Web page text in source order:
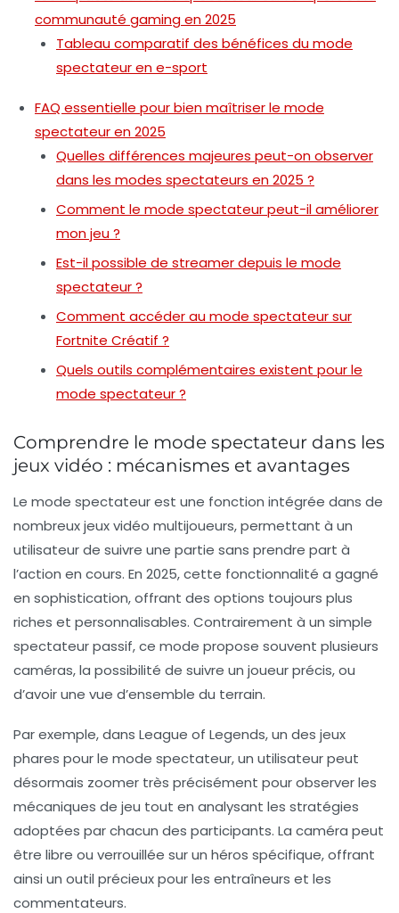
communauté gaming en 2025
Tableau comparatif des bénéfices du mode
spectateur en e-sport
FAQ essentielle pour bien maîtriser le mode
spectateur en 2025
Quelles différences majeures peut-on observer
dans les modes spectateurs en 2025 ?
Comment le mode spectateur peut-il améliorer
mon jeu ?
Est-il possible de streamer depuis le mode
spectateur ?
Comment accéder au mode spectateur sur
Fortnite Créatif ?
Quels outils complémentaires existent pour le
mode spectateur ?
Comprendre le mode spectateur dans les
jeux vidéo : mécanismes et avantages
Le mode spectateurest une fonction intégrée dans de
nombreuxjeux vidéo multijoueurs, permettant à un
utilisateur de suivre une partie sans prendre part à
l’action en cours. En 2025, cette fonctionnalité a gagné
en sophistication, offrant des options toujours plus
riches et personnalisables. Contrairement à un simple
spectateur passif, ce mode propose souvent plusieurs
caméras, la possibilité de suivre un joueur précis, ou
d’avoir une vue d’ensemble du terrain.
Par exemple, dans League of Legends, un des jeux
phares pour le mode spectateur, un utilisateur peut
désormais zoomer très précisément pour observer les
mécaniques de jeu tout en analysant les stratégies
adoptées par chacun des participants. La caméra peut
être libre ou verrouillée sur un héros spécifique, offrant
ainsi un outil précieux pour les entraîneurs et les
commentateurs.